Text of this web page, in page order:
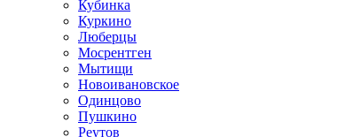
Кубинка
Куркино
Люберцы
Мосрентген
Мытищи
Новоивановское
Одинцово
Пушкино
Реутов